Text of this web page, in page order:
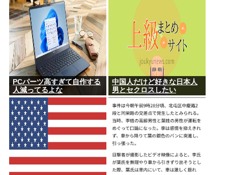
PCパーツ高すぎて自作する
人減ってるよな
中国人だけど好きな日本人
男とセクロスしたい